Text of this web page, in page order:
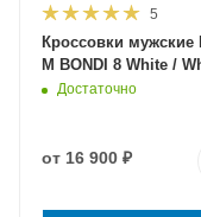
5
Кроссовки мужские
M BONDI 8 White /
Достаточно
от 16 900 ₽